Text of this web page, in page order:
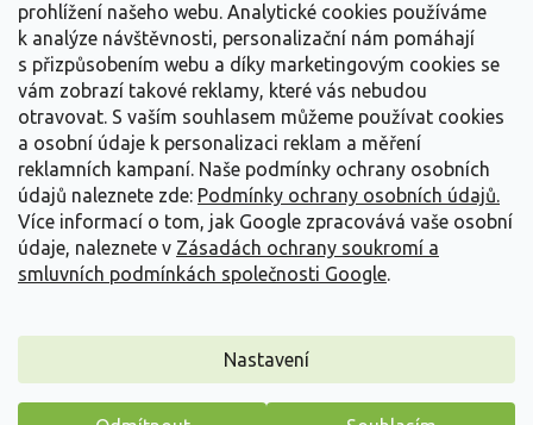
prohlížení našeho webu. Analytické cookies používáme
k analýze návštěvnosti, personalizační nám pomáhají
s přizpůsobením webu a díky marketingovým cookies se
vám zobrazí takové reklamy, které vás nebudou
otravovat. S vaším souhlasem můžeme používat cookies
a osobní údaje k personalizaci reklam a měření
reklamních kampaní. Naše podmínky ochrany osobních
údajů naleznete zde: Podmínky ochrany osobních údajů.
Více informací o tom, jak Google zpracovává vaše osobní
údaje, naleznete v Zásadách ochrany soukromí a
smluvních podmínkách společnosti Google.
Nastavení
Informace pro Vás
Kontakujte nás
Vytvořil Shoptet
Copyright 2026Zahradnictví Spomyšl. Všechna práva